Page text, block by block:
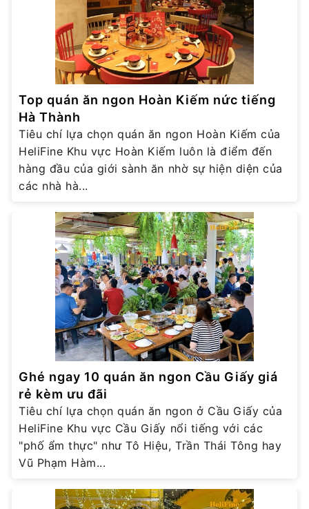
Top quán ăn ngon Hoàn Kiếm nức tiếng
Hà Thành
Tiêu chí lựa chọn quán ăn ngon Hoàn Kiếm của
HeliFine Khu vực Hoàn Kiếm luôn là điểm đến
hàng đầu của giới sành ăn nhờ sự hiện diện của
các nhà hà...
Ghé ngay 10 quán ăn ngon Cầu Giấy giá
rẻ kèm ưu đãi
Tiêu chí lựa chọn quán ăn ngon ở Cầu Giấy của
HeliFine Khu vực Cầu Giấy nổi tiếng với các
"phố ẩm thực" như Tô Hiệu, Trần Thái Tông hay
Vũ Phạm Hàm...